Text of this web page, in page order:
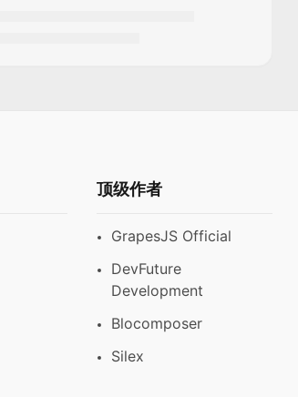
顶级作者
GrapesJS Official
DevFuture
Development
Blocomposer
Silex